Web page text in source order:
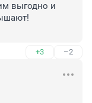
выгодно и
+3 –2